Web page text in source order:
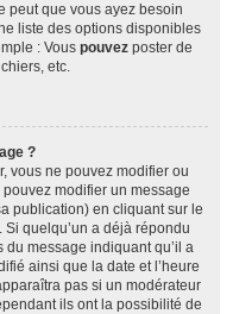
peut que vous ayez besoin
liste des options disponibles
: Vous pouvez poster de
etc.
?
vous ne pouvez modifier ou
modifier un message
publication) en cliquant sur le
quelqu’un a déjà répondu
du message indiquant qu’il a
ainsi que la date et l’heure
pas si un modérateur
ils ont la possibilité de